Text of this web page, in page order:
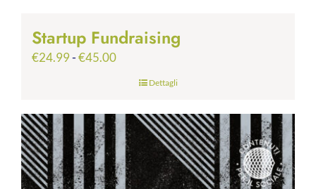
Startup Fundraising
€24.99-€45.00Fascia
€24.99
€45.00
Dettagli